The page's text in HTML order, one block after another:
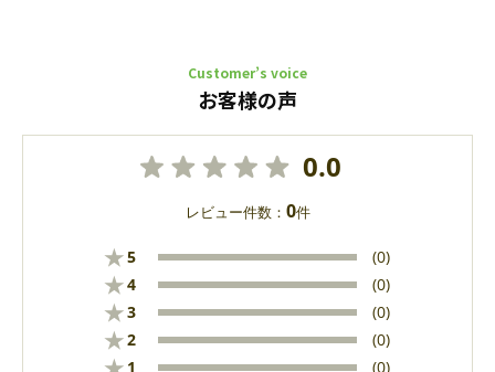
Customer’s voice
お客様の声
0.0
レビュー件数： 0件
★5 (0)
★4 (0)
★3 (0)
★2 (0)
1 (0)